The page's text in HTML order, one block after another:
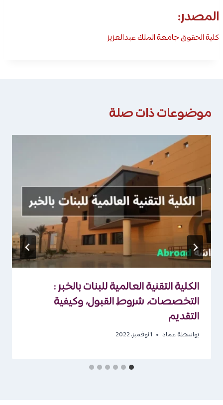
المصدر:
كلية الحقوق جامعة الملك عبدالعزيز
موضوعات ذات صلة
الكلية التقنية العالمية للبنات بالخبر :
التخصصات، شروط القبول، وكيفية
التقديم
بواسطة عماد 1 نوفمبر، 2022